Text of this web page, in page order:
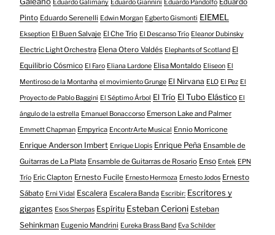
Eduardo Galimany Eduardo Giannini Eduardo Pandolfo
Pinto Eduardo Serenelli Edwin Morgan Egberto Gismonti EIEMEL
Ekseption El Buen Salvaje El Che Trío El Descanso Trío Eleanor Dubinsky
Electric Light Orchestra Elena Otero Valdés Elephants of Scotland El
Equilibrio Cósmico El Faro Eliana Lardone Elisa Montaldo Eliseon El
Mentiroso de la Montanha el movimiento Grunge El Nirvana ELO El Pez El
Proyecto de Pablo Baggini El Séptimo Árbol El Trío El Tubo Elástico El
ángulo de la estrella Emanuel Bonaccorso Emerson Lake and Palmer
Emmett Chapman Empyrica EncontrArte Musical Ennio Morricone
Enrique Anderson Imbert Enrique Llopis Enrique Peña Ensamble de
Guitarras de La Plata Ensamble de Guitarras de Rosario Enso Entek EPN
Trío Eric Clapton Ernesto Fucile Ernesto Hermoza Ernesto Jodos Ernesto
Sábato Erni Vidal Escalera Escalera Banda Escribir: Escritores y
gigantes Esos Sherpas Espíritu Esteban Cerioni Esteban
Sehinkman Eugenio Mandrini Eureka Brass Band Eva Schilder